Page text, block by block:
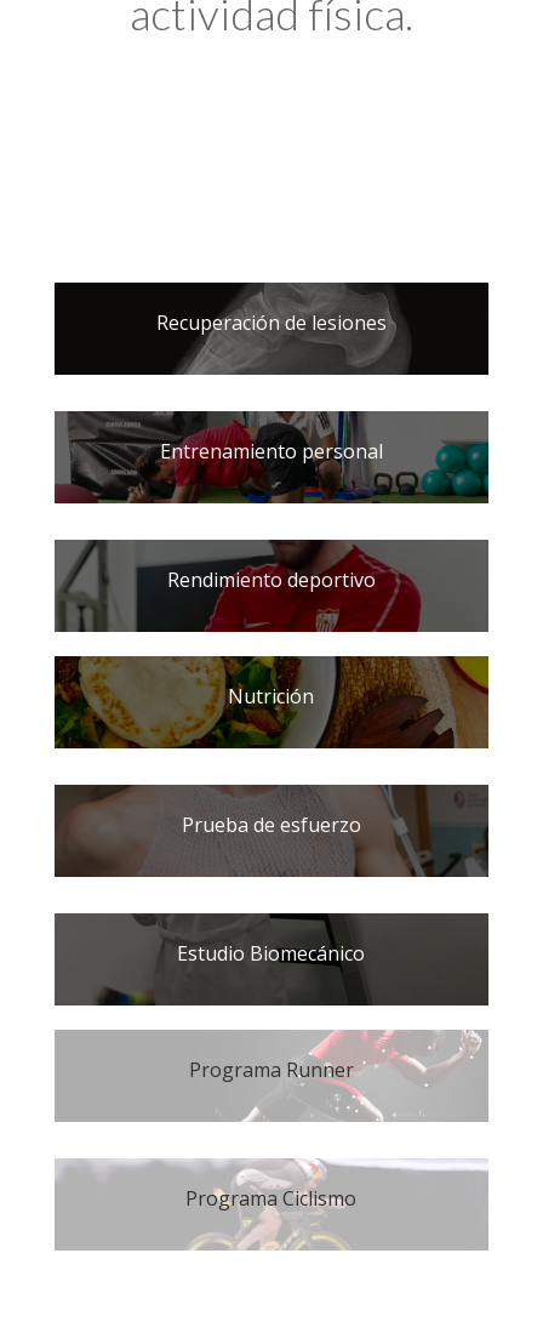
actividad física.
Recuperación de lesiones
Entrenamiento personal
Rendimiento deportivo
Nutrición
Prueba de esfuerzo
Estudio Biomecánico
Programa Runner
Programa Ciclismo